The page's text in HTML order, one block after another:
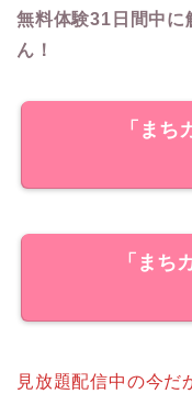
無料体験31日間中に
ん！
「まち
「まち
見放題配信中の今だ